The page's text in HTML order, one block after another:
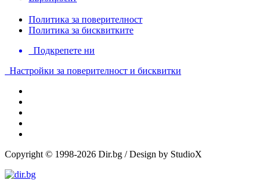
Политика за поверителност
Политика за бисквитките
Подкрепете ни
Настройки за поверителност и бисквитки
Copyright © 1998-2026 Dir.bg / Design by StudioX